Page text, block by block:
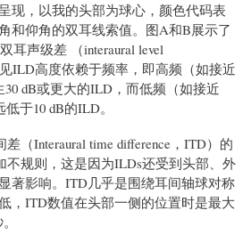
现，以我的头部为球心，颜色代码表
和仰角的双耳线索值。图A和B展示了
耳声级差 （interaural level
ILD高度依赖于频率，即高频（如接近
30 dB或更大的ILD，而低频（如接近
于10 dB的ILD。
（Interaural time difference，ITD）的
不规则，这是因为ILDs还受到头部、外
著影响。ITD几乎是围绕耳间轴球对称
，ITD数值在头部一侧的位置时是最大